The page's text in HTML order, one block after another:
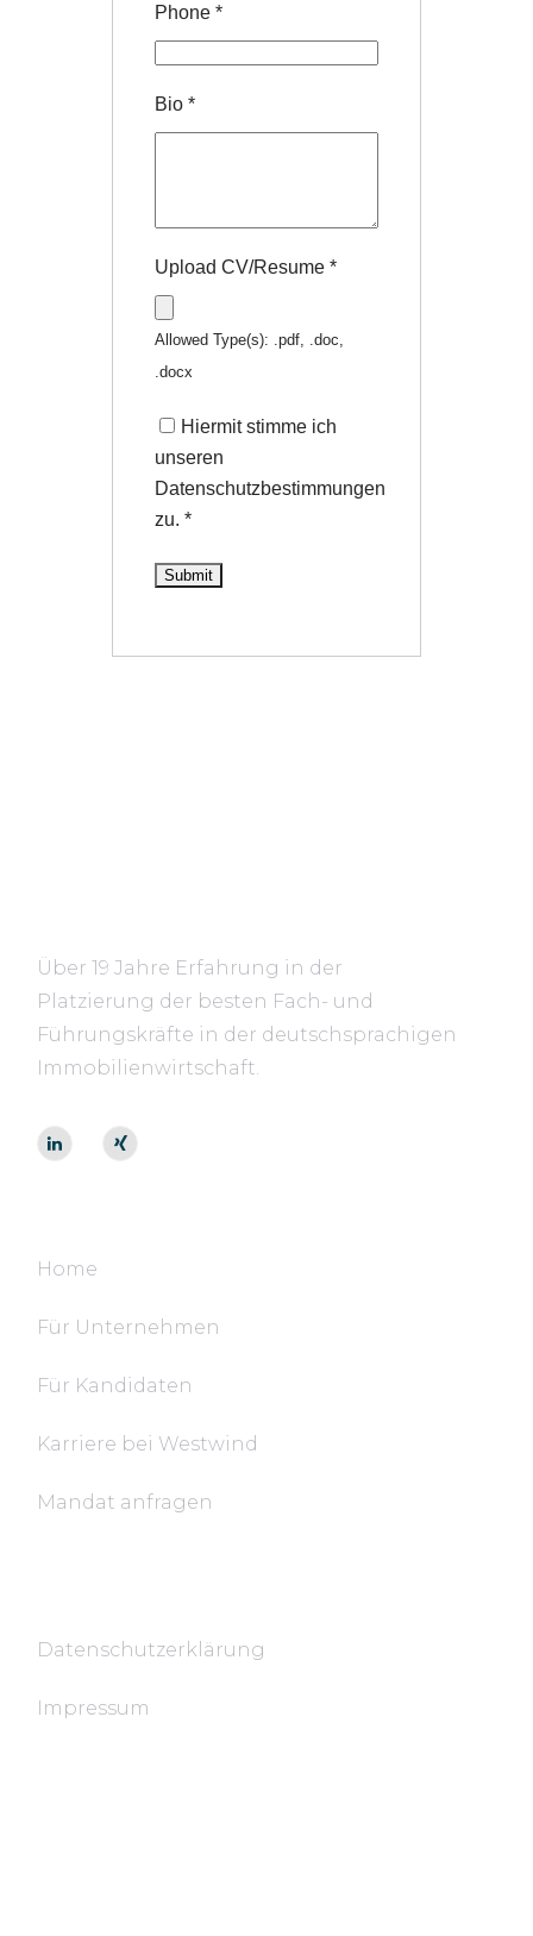
Phone *
Bio *
Upload CV/Resume *
Allowed Type(s): .pdf, .doc,
.docx
Hiermit stimme ich
unseren
Datenschutzbestimmungen
zu. *
Über 19 Jahre Erfahrung in der
Platzierung der besten Fach- und
Führungskräfte in der deutschsprachigen
Immobilienwirtschaft.
Home
Für Unternehmen
Für Kandidaten
Karriere bei Westwind
Mandat anfragen
Datenschutzerklärung
Impressum